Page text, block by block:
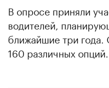
В опросе приняли
водителей,
ближайшие три
160 различных опций.